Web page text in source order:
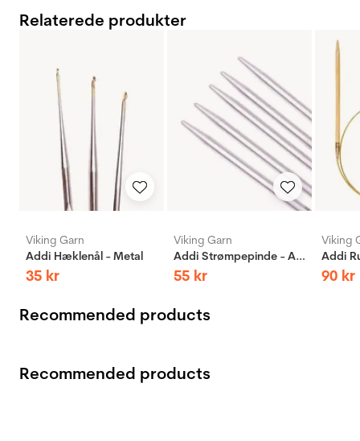
Relaterede produkter
Viking Garn
Addi Hæklenål - Metal
35 kr
Viking Garn
Addi Strømpepinde - Aluminium
55 kr
Viking
90 kr
Recommended products
Recommended products